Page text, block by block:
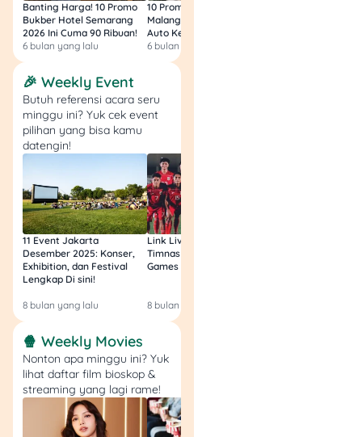
Loginke aplikasi
Tokopedia.
Di beranda, pilihTop
Semua Kategori
PilihBayar>
Angsuran Kredit
Pilih
sebagai penyedia
Masukkannomor
kontrak (12 digit)
lalu klikBayar.
KlikCek Tagihan
untuk melihat detail
pembayaran.
Jika sudah sesuai,
Pembayaran.
Pilih metode
pembayaran,
misalnya VA BCA.
KlikLihat Cara
Pembayaran
, lalu
Banting Harga! 10 Promo
Bukber Hotel Semarang
2026 Ini Cuma 90 Ribuan!
6 bulan yang lalu
10 Promo Bukber Hotel
Malang 2026: Start 75rb,
Auto Kenyang!
6 bulan yang lalu
🎉 Weekly Event
Butuh referensi acara seru
minggu ini? Yuk cek event
pilihan yang bisa kamu
datengin!
11 Event Jakarta
Desember 2025: Konser,
Exhibition, dan Festival
Lengkap Di sini!
8 bulan yang lalu
Link Live Streaming
Timnas vs Filipina SEA
Games Malam Ini, Gratis!
8 bulan yang lalu
🍿 Weekly Movies
Nonton apa minggu ini? Yuk
lihat daftar film bioskop &
streaming yang lagi rame!